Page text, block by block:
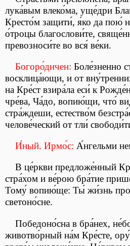
лука́вым влеко́ма, уще́дри
Кресто́м защити́, я́ко да пою́
о́троцы благослови́те,
превозноси́те во вся́ ве́ки.
Богоро́дичен: Боле́зненно
восклица́ющи, и от
на Кре́ст взира́ла еси́ к
чре́ва, Ча́до, вопию́щи, что́
стра́ждеши, естество́м
челове́ческий от тли́
И́ный. Ирмо́с: А́нгельми
В це́ркви предложе́нный
стра́хом и ве́рою бра́тие
Тому́ вопию́ще: Ты́ жи́знь
светоно́сне.
Победоно́сна в бра́нех,
животво́рный на́м Кре́сте,